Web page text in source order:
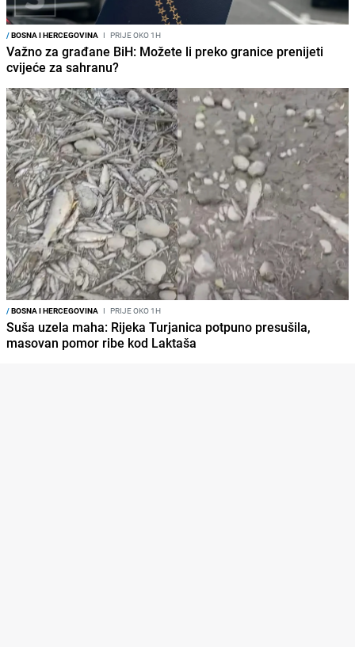
/BOSNA I HERCEGOVINA I PRIJE OKO 1H
Važno za građane BiH: Možete li preko granice prenijeti
cvijeće za sahranu?
/BOSNA I HERCEGOVINA I PRIJE OKO 1H
Suša uzela maha: Rijeka Turjanica potpuno presušila,
masovan pomor ribe kod Laktaša